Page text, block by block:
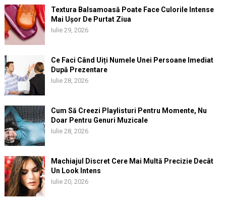
Textura Balsamoasă Poate Face Culorile Intense
Mai Ușor De Purtat Ziua
Iulie 29, 2026
Ce Faci Când Uiți Numele Unei Persoane Imediat
După Prezentare
Iulie 28, 2026
Cum Să Creezi Playlisturi Pentru Momente, Nu
Doar Pentru Genuri Muzicale
Iulie 28, 2026
Machiajul Discret Cere Mai Multă Precizie Decât
Un Look Intens
Iulie 20, 2026